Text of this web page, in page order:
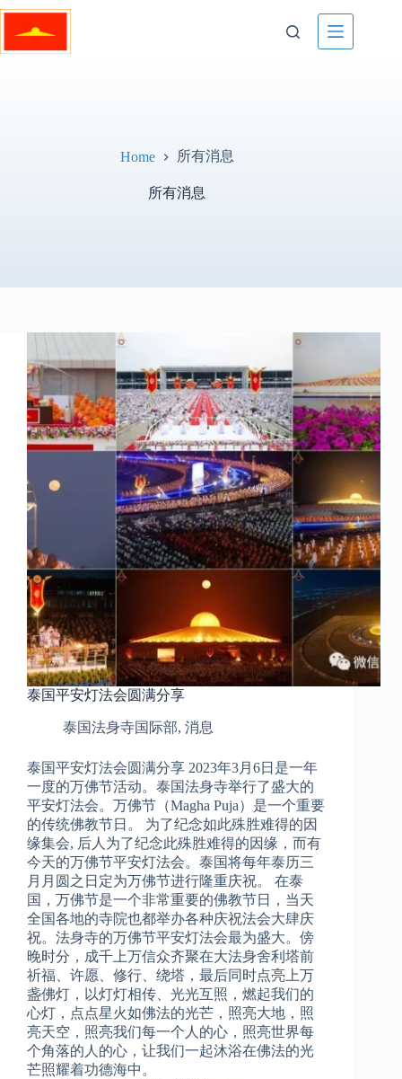
Skip
content
Home 所有消息
所有消息
泰国平安灯法会圆满分享
泰国法身寺国际部, 消息
泰国平安灯法会圆满分享 2023年3月6日是一年
一度的万佛节活动。泰国法身寺举行了盛大的
平安灯法会。万佛节（Magha Puja）是一个重要
的传统佛教节日。 为了纪念如此殊胜难得的因
缘集会, 后人为了纪念此殊胜难得的因缘，而有
今天的万佛节平安灯法会。泰国将每年泰历三
月月圆之日定为万佛节进行隆重庆祝。 在泰
国，万佛节是一个非常重要的佛教节日，当天
全国各地的寺院也都举办各种庆祝法会大肆庆
祝。法身寺的万佛节平安灯法会最为盛大。傍
晚时分，成千上万信众齐聚在大法身舍利塔前
祈福、许愿、修行、绕塔，最后同时点亮上万
盏佛灯，以灯灯相传、光光互照，燃起我们的
心灯，点点星火如佛法的光芒，照亮大地，照
亮天空，照亮我们每一个人的心，照亮世界每
个角落的人的心，让我们一起沐浴在佛法的光
芒照耀着功德海中。